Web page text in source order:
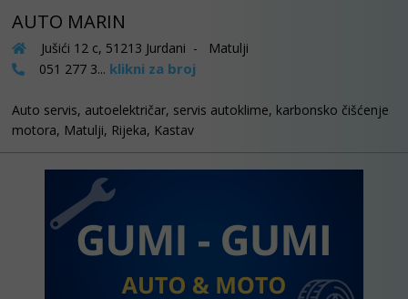
AUTO MARIN
Jušići 12 c, 51213 Jurdani - Matulji
051 277 3... klikni za broj
Auto servis, autoelektričar, servis autoklime, karbonsko čišćenje
motora, Matulji, Rijeka, Kastav